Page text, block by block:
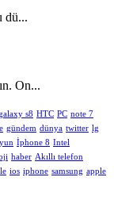
dü...
On...
s8 HTC PC note 7
gündem dünya twitter lg
İphone 8 Intel
haber Akıllı telefon
ios iphone samsung apple